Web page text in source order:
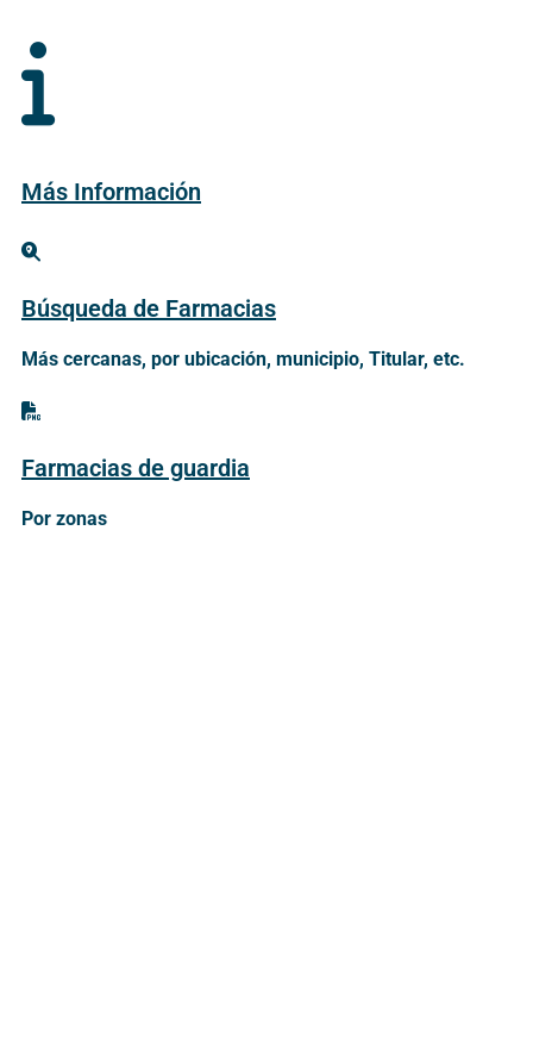
Más Información
Búsqueda de Farmacias
Más cercanas, por ubicación, municipio, Titular, etc.
Farmacias de guardia
Por zonas